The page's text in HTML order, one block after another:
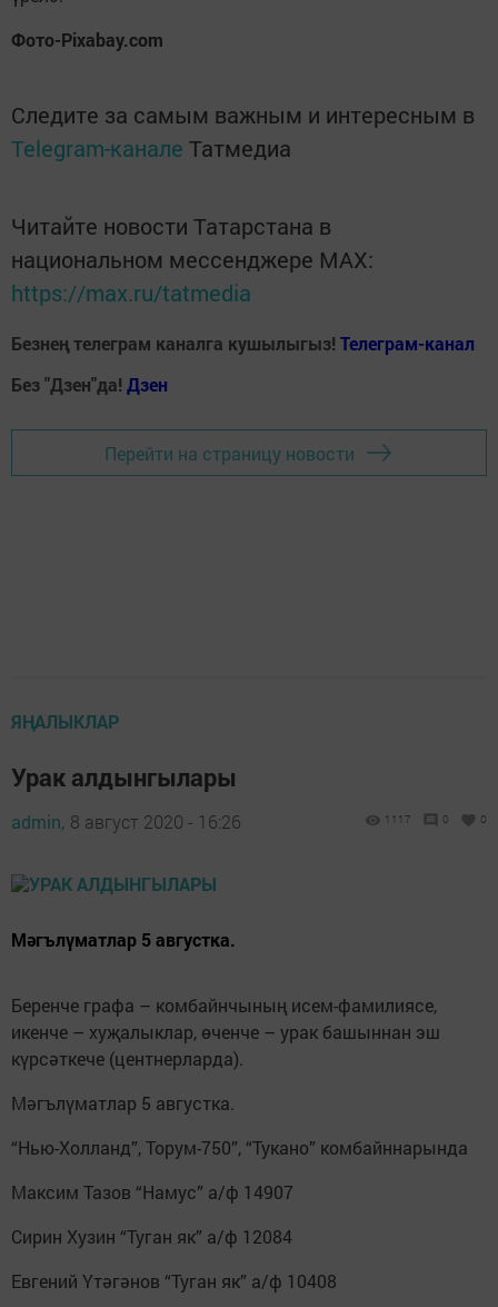
Фото-Pixabay.com
Следите за самым важным и интересным в
Telegram-канале Татмедиа
Читайте новости Татарстана в
национальном мессенджере MАХ:
https://max.ru/tatmedia
Безнең телеграм каналга кушылыгыз! Телеграм-канал
Без "Дзен"да! Дзен
Перейти на страницу новости
ЯҢАЛЫКЛАР
Урак алдынгылары
admin, 8 август 2020 - 16:26 1117 0 0
Мәгълүматлар 5 августка.
Беренче графа – комбайнчының исем-фамилиясе,
икенче – хуҗалыклар, өченче – урак башыннан эш
күрсәткече (центнерларда).
Мәгълүматлар 5 августка.
“Нью-Холланд”, Торум-750”, “Тукано” комбайннарында
Максим Тазов “Намус” а/ф 14907
Сирин Хузин “Туган як” а/ф 12084
Евгений Үтәгәнов “Туган як” а/ф 10408